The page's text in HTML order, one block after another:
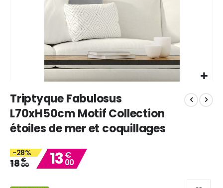
to
the
beginning
of
images
gallery
Triptyque Fabulosus
L70xH50cm Motif Collection
étoiles de mer et coquillages
-28%
18€
00 13€
00